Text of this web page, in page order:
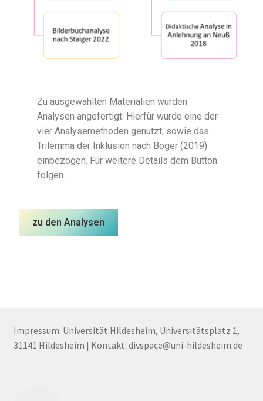
Zu ausgewählten Materialien wurden
Analysen angefertigt. Hierfür wurde eine der
vier Analysemethoden genutzt, sowie das
Trilemma der Inklusion nach Boger (2019)
einbezogen. Für weitere Details dem Button
folgen.
zu den Analysen
Impressum: Universität Hildesheim, Universitätsplatz 1,
31141 Hildesheim | Kontakt: divspace@uni-hildesheim.de